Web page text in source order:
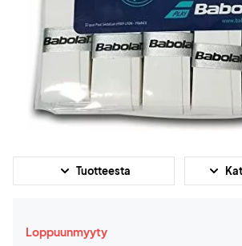
Tuotteesta
Loppuunmyyty